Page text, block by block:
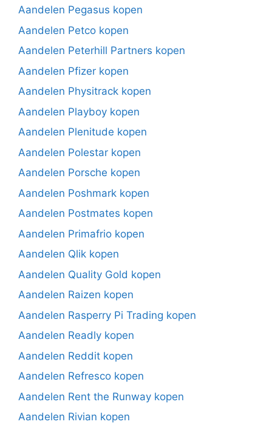
Aandelen Pegasus kopen
Aandelen Petco kopen
Aandelen Peterhill Partners kopen
Aandelen Pfizer kopen
Aandelen Physitrack kopen
Aandelen Playboy kopen
Aandelen Plenitude kopen
Aandelen Polestar kopen
Aandelen Porsche kopen
Aandelen Poshmark kopen
Aandelen Postmates kopen
Aandelen Primafrio kopen
Aandelen Qlik kopen
Aandelen Quality Gold kopen
Aandelen Raizen kopen
Aandelen Rasperry Pi Trading kopen
Aandelen Readly kopen
Aandelen Reddit kopen
Aandelen Refresco kopen
Aandelen Rent the Runway kopen
Aandelen Rivian kopen